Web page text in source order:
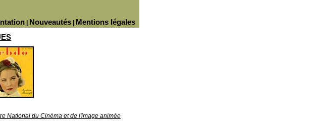
Mentions légales
Nouveautés
National du Cinéma et de l'image animée